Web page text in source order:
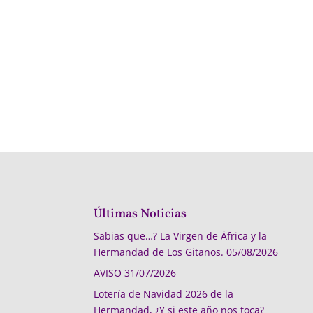
Últimas Noticias
Sabias que…? La Virgen de África y la
Hermandad de Los Gitanos. 05/08/2026
AVISO 31/07/2026
Lotería de Navidad 2026 de la
Hermandad, ¿Y si este año nos toca?